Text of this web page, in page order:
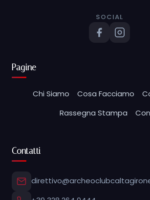
SOCIAL
Pagine
Chi Siamo Cosa Facciamo
Rassegna Stampa
Contatti